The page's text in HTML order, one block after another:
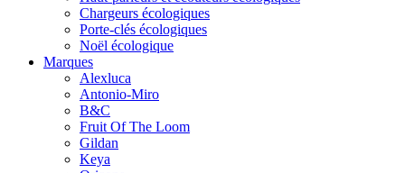
Chargeurs écologiques
Porte-clés écologiques
Noël écologique
Marques
Alexluca
Antonio-Miro
B&C
Fruit Of The Loom
Gildan
Keya